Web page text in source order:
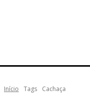
Início Tags Cachaça